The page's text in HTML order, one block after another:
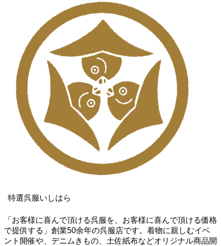
特選呉服いしはら
「お客様に喜んで頂ける呉服を、お客様に喜んで頂ける価格
で提供する」創業50余年の呉服店です。着物に親しむイベ
ント開催や、デニムきもの、土佐紙布などオリジナル商品開